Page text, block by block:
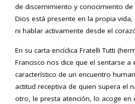
de discernimiento y conocimiento
Dios está presente en la propia
ni hablar activamente desde el
En su carta encíclica Fratelli Tutti
Francisco nos dice que el sentarse a
característico de un encuentro
actitud receptiva de quien supera el
otro, le presta atención, lo acoge en